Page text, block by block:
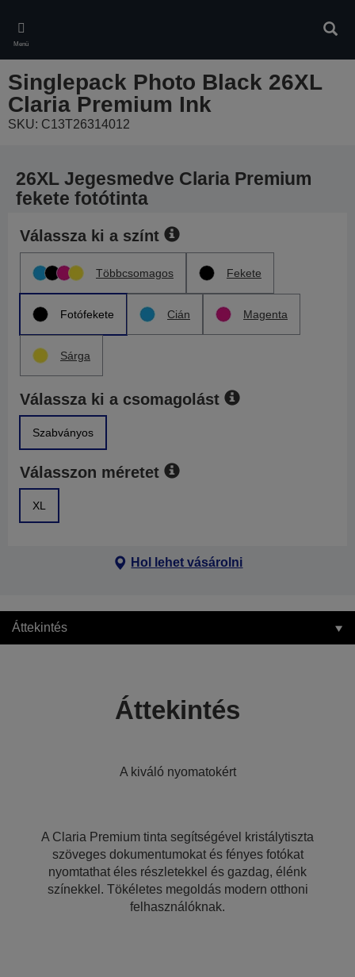
main
content
Menü
Singlepack Photo Black 26XL
Claria Premium Ink
SKU: C13T26314012
26XL Jegesmedve Claria Premium
fekete fotótinta
Válassza ki a színt
Többcsomagos Fekete
Fotófekete Cián Magenta
Sárga
Válassza ki a csomagolást
Szabványos
Válasszon méretet
XL
Hol lehet vásárolni
Áttekintés
Áttekintés
A kiváló nyomatokért
A Claria Premium tinta segítségével kristálytiszta
szöveges dokumentumokat és fényes fotókat
nyomtathat éles részletekkel és gazdag, élénk
színekkel. Tökéletes megoldás modern otthoni
felhasználóknak.